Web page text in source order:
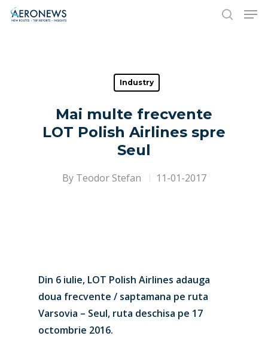
Hit enter to search or ESC to close
Industry
Mai multe frecvente
LOT Polish Airlines spre
Seul
By Teodor Stefan 11-01-2017
Din 6 iulie, LOT Polish Airlines adauga
doua frecvente / saptamana pe ruta
Varsovia – Seul, ruta deschisa pe 17
octombrie 2016.